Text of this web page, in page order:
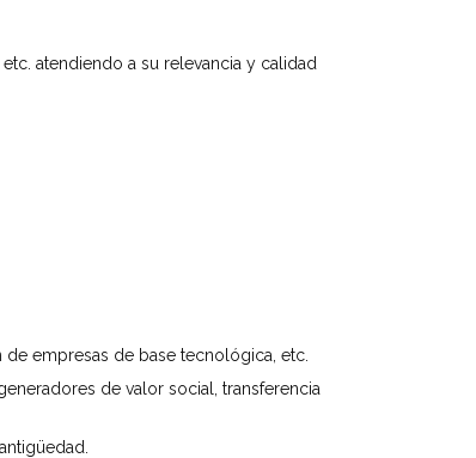
atendiendo a su relevancia y calidad
empresas de base tecnológica, etc.
de valor social, transferencia